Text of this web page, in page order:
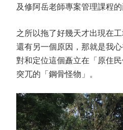
及修阿岳老師專案管理課程
之所以拖了好幾天才出現在
還有另一個原因，那就是我
對和定位這個矗立在「原住
突兀的「鋼骨怪物」。